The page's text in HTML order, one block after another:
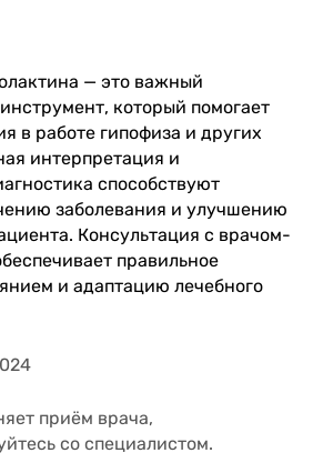
— это важный
который помогает
в работе гипофиза и других
интерпретация и
способствуют
заболевания и улучшению
Консультация с врачом-
правильное
и адаптацию лечебного
приём врача,
со специалистом.